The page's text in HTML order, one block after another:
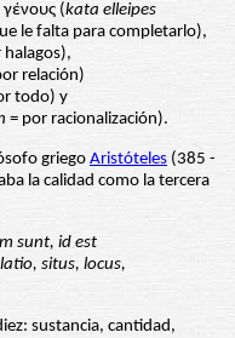
(kata elleipes
le falta para completarlo),
halagos),
relación)
todo) y
= por racionalización).
griego Aristóteles (385 -
la calidad como la tercera
sunt, id est
situs, locus,
sustancia, cantidad,